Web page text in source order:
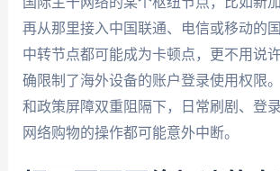
再从那里接入中国联通、电信或移动的
中转节点都可能成为卡顿点，更不用说
确限制了海外设备的账户登录使用权限
和政策屏障双重阻隔下，日常刷剧、登
网络购物的操作都可能意外中断。